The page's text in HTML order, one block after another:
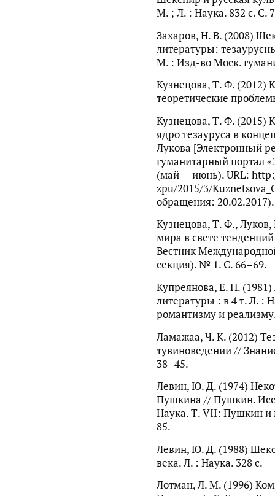
М. ; Л. : Наука. 832 с. С.
Захаров, Н. В. (2008)
литературы:
М. : Изд-во Моск.
Кузнецова, Т. Ф. (2012)
теоретические
Кузнецова, Т. Ф. (2015)
ядро тезауруса в
Лукова [Электронный
гуманитарный портал
(май — июнь). URL:
zpu/2015/3/
обращения: 20.02.2017).
Кузнецова, Т. Ф., Луков,
мира в свете
Вестник
секция). № 1. С. 66–69.
Купреянова, Е. Н.
литературы : в 4 т. Л. :
романтизму и
Ламажаа, Ч. К. (2012)
тувиноведении //
38–45.
Левин, Ю. Д. (1974)
Пушкина // Пушкин.
Наука. Т. VII: Пушкин и
85.
Левин, Ю. Д. (1988)
века. Л. : Наука. 328 с.
Лотман, Л. М. (1996)